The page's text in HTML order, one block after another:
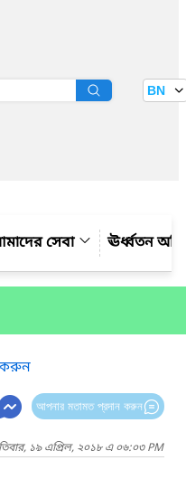
BN
সেবা ঊর্ধ্বতন
করুন
আপনার মতামত প্রদান করুন
১৯ এপ্রিল, ২০১৮ এ ০৬:০৩ PM